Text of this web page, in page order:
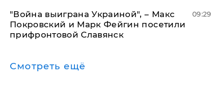
"Война выиграна Украиной", – Макс
Покровский и Марк Фейгин посетили
прифронтовой Славянск
09:29
Смотреть ещё